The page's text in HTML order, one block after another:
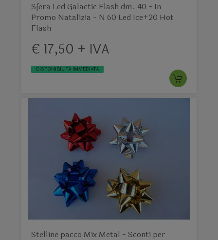
Sfera Led Galactic Flash dm. 40 - In
Promo Natalizia - N 60 Led Ice+20 Hot
Flash
€ 17,50 + IVA
DISPONIBILITÀ IMMEDIATA
Stelline pacco Mix Metal - Sconti per